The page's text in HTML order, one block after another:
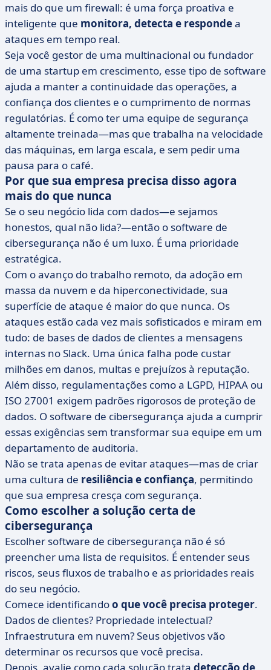
mais do que um firewall: é uma força proativa e
inteligente que monitora, detecta e respondea
ataques em tempo real.
Seja você gestor de uma multinacional ou fundador
de uma startup em crescimento, esse tipo de software
ajuda a manter a continuidade das operações, a
confiança dos clientes e o cumprimento de normas
regulatórias. É como ter uma equipe de segurança
altamente treinada—mas que trabalha na velocidade
das máquinas, em larga escala, e sem pedir uma
pausa para o café.
Por que sua empresa precisa disso agora
mais do que nunca
Se o seu negócio lida com dados—e sejamos
honestos, qual não lida?—então o software de
cibersegurança não é um luxo. É uma prioridade
estratégica.
Com o avanço do trabalho remoto, da adoção em
massa da nuvem e da hiperconectividade, sua
superfície de ataque é maior do que nunca. Os
ataques estão cada vez mais sofisticados e miram em
tudo: de bases de dados de clientes a mensagens
internas no Slack. Uma única falha pode custar
milhões em danos, multas e prejuízos à reputação.
Além disso, regulamentações como a LGPD, HIPAA ou
ISO 27001 exigem padrões rigorosos de proteção de
dados. O software de cibersegurança ajuda a cumprir
essas exigências sem transformar sua equipe em um
departamento de auditoria.
Não se trata apenas de evitar ataques—mas de criar
uma cultura de resiliência e confiança, permitindo
que sua empresa cresça com segurança.
Como escolher a solução certa de
cibersegurança
Escolher software de cibersegurança não é só
preencher uma lista de requisitos. É entender seus
riscos, seus fluxos de trabalho e as prioridades reais
do seu negócio.
Comece identificandoo que você precisa proteger.
Dados de clientes? Propriedade intelectual?
Infraestrutura em nuvem? Seus objetivos vão
determinar os recursos que você precisa.